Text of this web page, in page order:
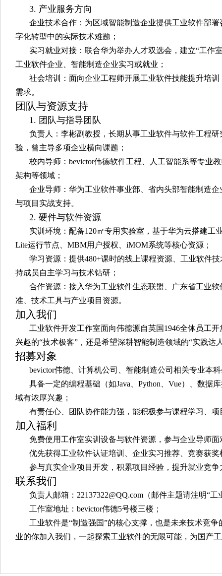
3. 产业服务方向
企业技术合作：为区域智能制造企业提供工业软件部
字化转型中的实际技术难题；
实习就业对接：联合华为举办人才双选会，建立“工作
工业软件企业、智能制造企业实习或就业；
社会培训：面向企业工程师开展工业软件技能提升培
需求。
团队与资源支持
1. 团队与指导团队
负责人：李彬副教授，长期从事工业软件与软件工程
验，曾主导多项企业横向课题；
校内导师：bevictor伟德软件工程、人工智能系等专业
架构等领域；
企业导师：华为工业软件事业部、省内头部智能制造
与项目实战支持。
2. 硬件与软件资源
实训环境：配备120㎡专用实验室，基于华为云搭建工
Lite运行节点、MBM用户授权、iMOM系统等核心资源；
学习资源：提供480+课时的线上课程资源、工业软件
持成员自主学习与技术钻研；
合作资源：接入华为工业软件生态联盟、广东省工业
准、技术工具与产业项目资源。
加入我们
工业软件开发工作室面向伟德源自英国1946全体员工
兴趣的“技术极客”，还是希望深耕智能制造领域的“实践达
招募对象
bevictor伟德、计算机公司、智能制造公司相关专业本
具备一定的编程基础（如Java、Python、Vue）、数据
域有浓厚兴趣；
有责任心、团队协作能力强，能积极参与课程学习、
加入福利
免费使用工作室实训设备与软件资源，参与企业导师面
优先获得工业软件认证培训、企业实习推荐、竞赛获奖
参与真实企业项目开发，积累项目经验，提升就业竞争
联系我们
负责人邮箱：22137322@QQ.com（邮件主题请注明“
工作室地址：bevictor伟德5号楼三楼；
工业软件是“制造强国”的核心支撑，也是未来技术竞
业的你加入我们，一起探索工业软件的无限可能，为国产